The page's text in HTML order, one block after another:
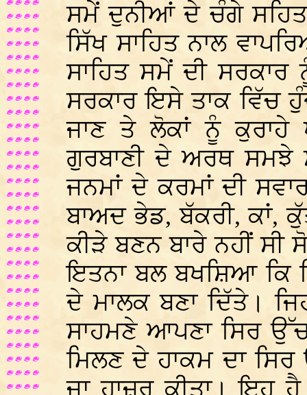
ਸਮੇਂ ਦੁਨੀਆਂ ਦੇ ਚੰਗੇ
ਸਿੱਖ ਸਾਹਿਤ ਨਾਲ
ਸਾਹਿਤ ਸਮੇਂ ਦੀ
ਸਰਕਾਰ ਇਸੇ ਤਾਕ ਵਿੱਚ
ਜਾਣ ਤੇ ਲੋਕਾਂ ਨੂੰ ਕੁਰਾਹੇ
ਗੁਰਬਾਣੀ ਦੇ ਅਰਥ
ਜਨਮਾਂ ਦੇ ਕਰਮਾਂ ਦੀ
ਬਾਅਦ ਭੇਡ, ਬੱਕਰੀ, ਕਾਂ,
ਕੀੜੇ ਬਣਨ ਬਾਰੇ ਨਹੀਂ ਸੀ
ਇਤਨਾ ਬਲ ਬਖਸ਼ਿਆ ਕਿ
ਦੇ ਮਾਲਕ ਬਣਾ ਦਿੱਤੇ।
ਸਾਹਮਣੇ ਆਪਣਾ ਸਿਰ
ਮਿਲਣ ਦੇ ਹਾਕਮ ਦਾ ਸਿਰ
ਜਾ ਹਾਜ਼ਰ ਕੀਤਾ। ਇਹ